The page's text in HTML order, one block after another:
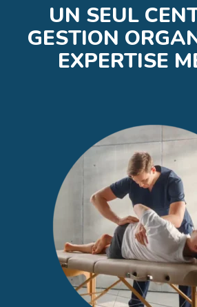
UN SEUL
GESTION
EXPERTISE